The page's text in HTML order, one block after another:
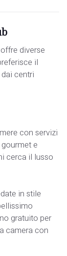
offre diverse
il
centri
con servizi
e
cerca il lusso
in stile
gratuito per
camera con